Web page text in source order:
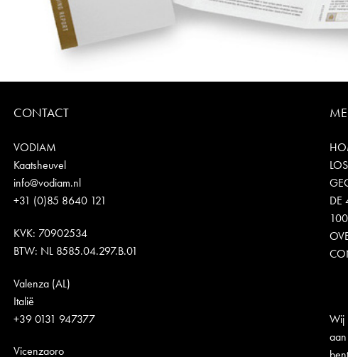
CONTACT
VODIAM
Kaatsheuvel
info@vodiam.nl
+31 (0)85 8640 121
KVK: 70902534
BTW: NL 8585.04.297.B.01
Valenza (AL)
Italië
+39 0131 947377
Vicenzaoro
DE
Wij